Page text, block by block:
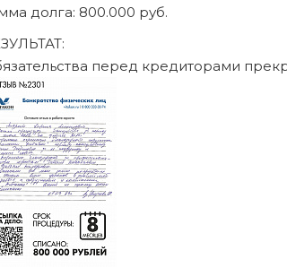
долга: 470.000 руб.
перед кредиторами